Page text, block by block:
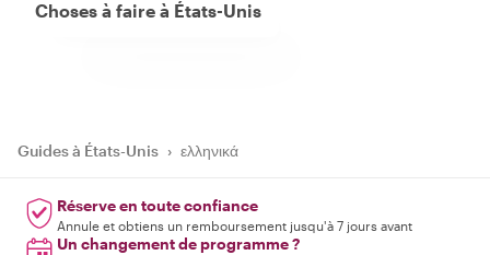
Choses à faire à États-Unis
Guides à États-Unis › ελληνικά
Réserve en toute confiance
Annule et obtiens un remboursement jusqu'à 7 jours avant
Un changement de programme ?